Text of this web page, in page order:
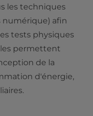
les techniques
numérique) afin
tests physiques
permettent
de la
d'énergie,